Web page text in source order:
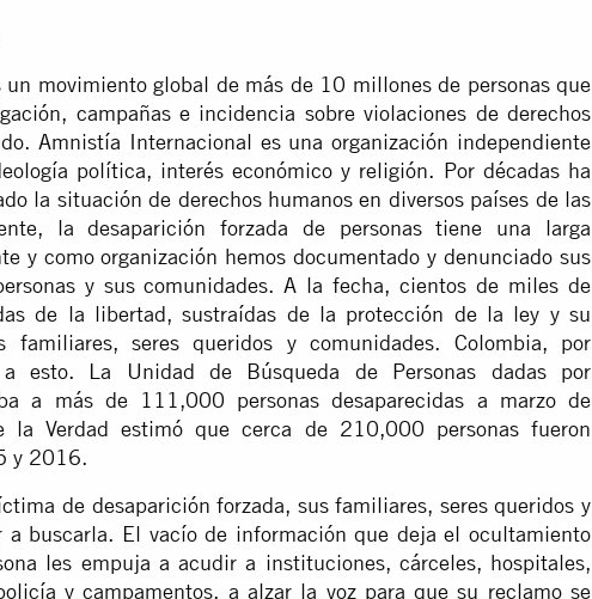
movimiento global de más de 10 millones de personas que
campañas e incidencia sobre violaciones de derechos
Amnistía Internacional es una organización independiente
política, interés económico y religión. Por décadas ha
la situación de derechos humanos en diversos países de las
la desaparición forzada de personas tiene una larga
y como organización hemos documentado y denunciado sus
y sus comunidades. A la fecha, cientos de miles de
de la libertad, sustraídas de la protección de la ley y su
familiares, seres queridos y comunidades. Colombia, por
esto. La Unidad de Búsqueda de Personas dadas por
a más de 111,000 personas desaparecidas a marzo de
Verdad estimó que cerca de 210,000 personas fueron
y 2016.
de desaparición forzada, sus familiares, seres queridos y
a buscarla. El vacío de información que deja el ocultamiento
les empuja a acudir a instituciones, cárceles, hospitales,
y campamentos, a alzar la voz para que su reclamo se